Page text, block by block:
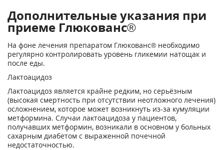
Дополнительные указания при
приеме Глюкованс®
На фоне лечения препаратом Глюкованс® необходимо
регулярно контролировать уровень гликемии натощак и
после еды.
Лактоацидоз
Лактоацидоз является крайне редким, но серьёзным
(высокая смертность при отсутствии неотложного лечения)
осложнением, которое может возникнуть из-за кумуляции
метформина. Случаи лактоацидоза у пациентов,
получавших метформин, возникали в основном у больных
сахарным диабетом с выраженной почечной
недостаточностью.